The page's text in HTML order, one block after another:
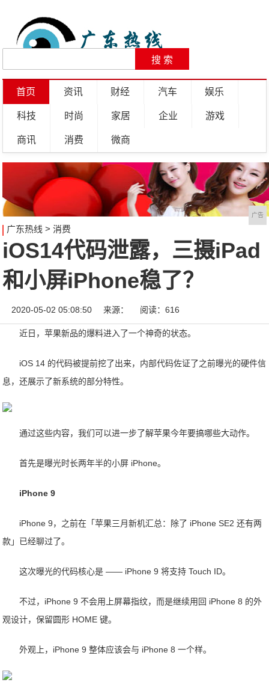
首页 资讯 财经 汽车 娱乐
科技 时尚 家居 企业 游戏
商讯 消费 微商
广告
广东热线 > 消费
iOS14代码泄露，三摄iPad
和小屏iPhone稳了？
2020-05-02 05:08:50 来源： 阅读：616
近日，苹果新品的爆料进入了一个神奇的状态。
iOS 14 的代码被提前挖了出来，内部代码佐证了之前曝光的硬件信
息，还展示了新系统的部分特性。
通过这些内容，我们可以进一步了解苹果今年要搞哪些大动作。
首先是曝光时长两年半的小屏 iPhone。
iPhone 9
iPhone 9，之前在「苹果三月新机汇总：除了 iPhone SE2 还有两
款」已经聊过了。
这次曝光的代码核心是 —— iPhone 9 将支持 Touch ID。
不过，iPhone 9 不会用上屏幕指纹，而是继续用回 iPhone 8 的外
观设计，保留圆形 HOME 键。
外观上，iPhone 9 整体应该会与 iPhone 8 一个样。